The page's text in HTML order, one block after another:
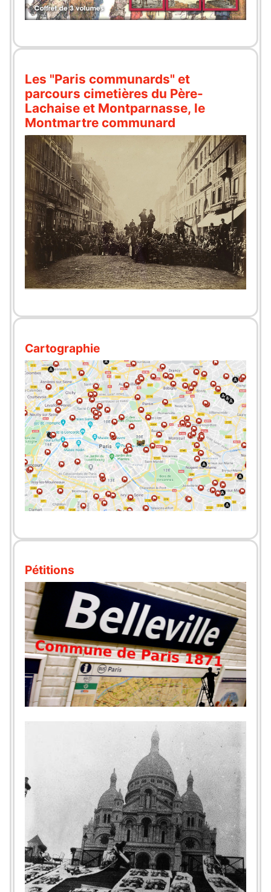
Les "Paris communards" et
parcours cimetières du Père-
Lachaise et Montparnasse, le
Montmartre communard
Cartographie
Pétitions